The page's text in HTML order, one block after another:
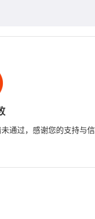
通过，感谢您的支持与